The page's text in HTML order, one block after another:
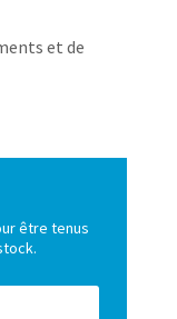
et de
être tenus